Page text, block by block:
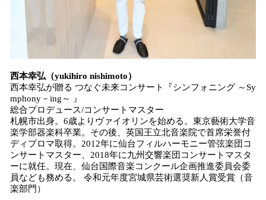
西本幸弘（yukihiro nishimoto）
西本幸弘が贈る つなぐ未来コンサート『シンフォニング ～Sy
mphony－ing～ 』
総合プロデュース/コンサートマスター
札幌市出身。6歳よりヴァイオリンを始める。東京藝術大学音
楽学部器楽科卒業。その後、英国王立北音楽院で首席栄誉付
ディプロマ取得。2012年に仙台フィルハーモニー管弦楽団コ
ンサートマスター、2018年に九州交響楽団コンサートマスタ
ーに就任。現在、仙台国際音楽コンクール企画推進委員会委
員なども務める。 令和元年度宮城県芸術選奨新人賞受賞（音
楽部門）